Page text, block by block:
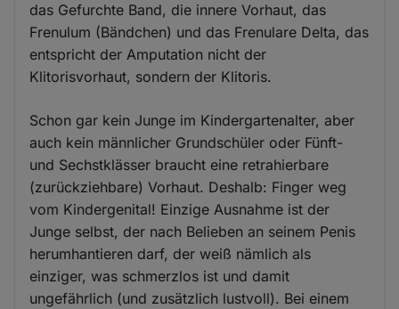
das Gefurchte Band, die innere Vorhaut, das
Frenulum (Bändchen) und das Frenulare Delta, das
entspricht der Amputation nicht der
Klitorisvorhaut, sondern der Klitoris.
Schon gar kein Junge im Kindergartenalter, aber
auch kein männlicher Grundschüler oder Fünft-
und Sechstklässer braucht eine retrahierbare
(zurückziehbare) Vorhaut. Deshalb: Finger weg
vom Kindergenital! Einzige Ausnahme ist der
Junge selbst, der nach Belieben an seinem Penis
herumhantieren darf, der weiß nämlich als
einziger, was schmerzlos ist und damit
ungefährlich (und zusätzlich lustvoll). Bei einem